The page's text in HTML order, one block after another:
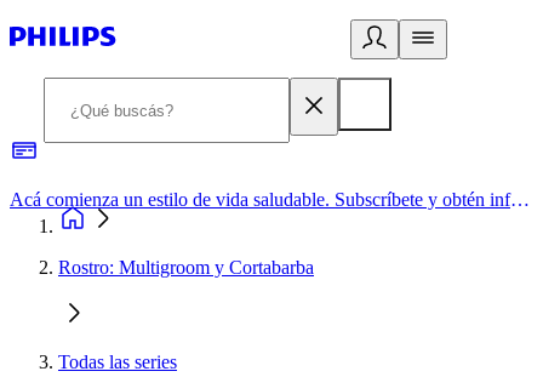
Acá comienza un estilo de vida saludable. Subscríbete y obtén información de primera mano
Rostro: Multigroom y Cortabarba
Todas las series